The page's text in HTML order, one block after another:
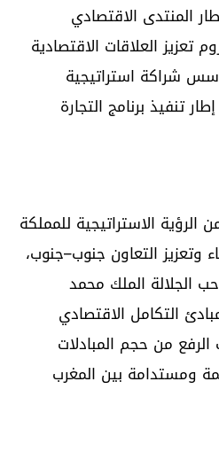
المنتدى الاقتصادي
تعزيز العلاقات الاقتصادية
أسس شراكة استراتيجية
تنفيذ برنامج التجارة
الرؤية الاستراتيجية للمملكة
وتعزيز التعاون جنوب–جنوب،
الجلالة الملك محمد
التكامل الاقتصادي
من حجم المبادلات
ومستدامة بين المغرب